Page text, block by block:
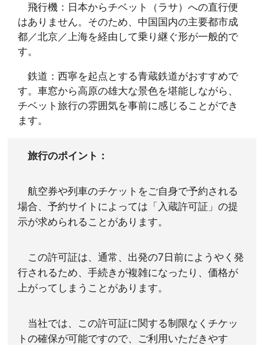
飛行機：日本からチベット（ラサ）への直行便
はありません。そのため、中国国内の主要都市成
都／北京／上海を経由して乗り継ぐ形が一般的で
す。
鉄道：西寧を起点とする青蔵鉄道がおすすめで
す。車窓から高原の雄大な景色を堪能しながら、
チベット旅行の雰囲気を事前に感じることができ
ます。
旅行のポイント：
航空券や列車のチケットをご自身で予約される
場合、予約サイトによっては「入蔵許可証」の提
示が求められることがあります。
この許可証は、通常、出発の7日前にようやく発
行されるため、手続きが複雑になったり、価格が
上がってしまうことがあります。
当社では、この許可証に関する制限なくチケッ
トの確保が可能ですので、ご利用いただきやす